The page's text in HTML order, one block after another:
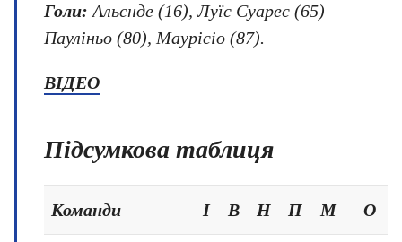
Голи: Альєнде (16), Луїс Суарес (65) –
Пауліньо (80), Маурісіо (87).
ВІДЕО
Підсумкова таблиця
Команди І В Н П М О